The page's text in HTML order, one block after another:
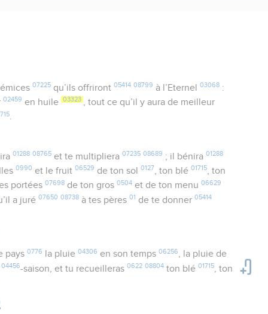
07225qu’ils offriront 05414 08799 à l’Eternel 03068:
02459 en huile 03323 , tout ce qu’il y aura de meilleur
.
01288 08765et te multipliera 07235 08689 ; il bénira 01288
0990 et le fruit06529 de ton sol0127, ton blé01715, ton
portées07698 de ton gros0504 et de ton menu06629
a juré07650 08738 à tes pères01 de te donner05414
pays 0776 la pluie 04306 en son temps 06256, la pluie de
04456-saison, et tu recueilleras0622 08804 ton blé01715
, ton